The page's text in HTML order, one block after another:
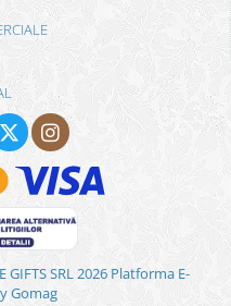
SRL 2026 Platforma E-
Gomag